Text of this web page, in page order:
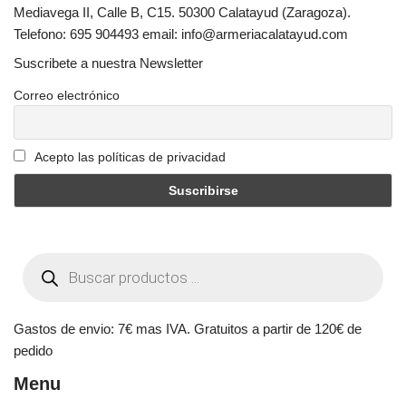
Mediavega II, Calle B, C15. 50300 Calatayud (Zaragoza).
Telefono: 695 904493 email: info@armeriacalatayud.com
Suscribete a nuestra Newsletter
Correo electrónico
Acepto las políticas de privacidad
Gastos de envio: 7€ mas IVA. Gratuitos a partir de 120€ de
pedido
Menu